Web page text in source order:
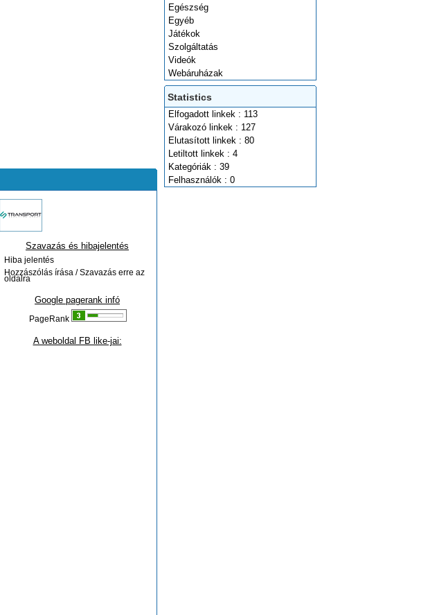
Egészség
Egyéb
Játékok
Szolgáltatás
Videók
Webáruházak
Statistics
Elfogadott linkek : 113
Várakozó linkek : 127
Elutasított linkek : 80
Letiltott linkek : 4
Kategóriák : 39
Felhasználók : 0
Szavazás és hibajelentés
Hiba jelentés
Hozzászólás írása / Szavazás erre az
oldalra
Google pagerank infó
PageRank
A weboldal FB like-jai: